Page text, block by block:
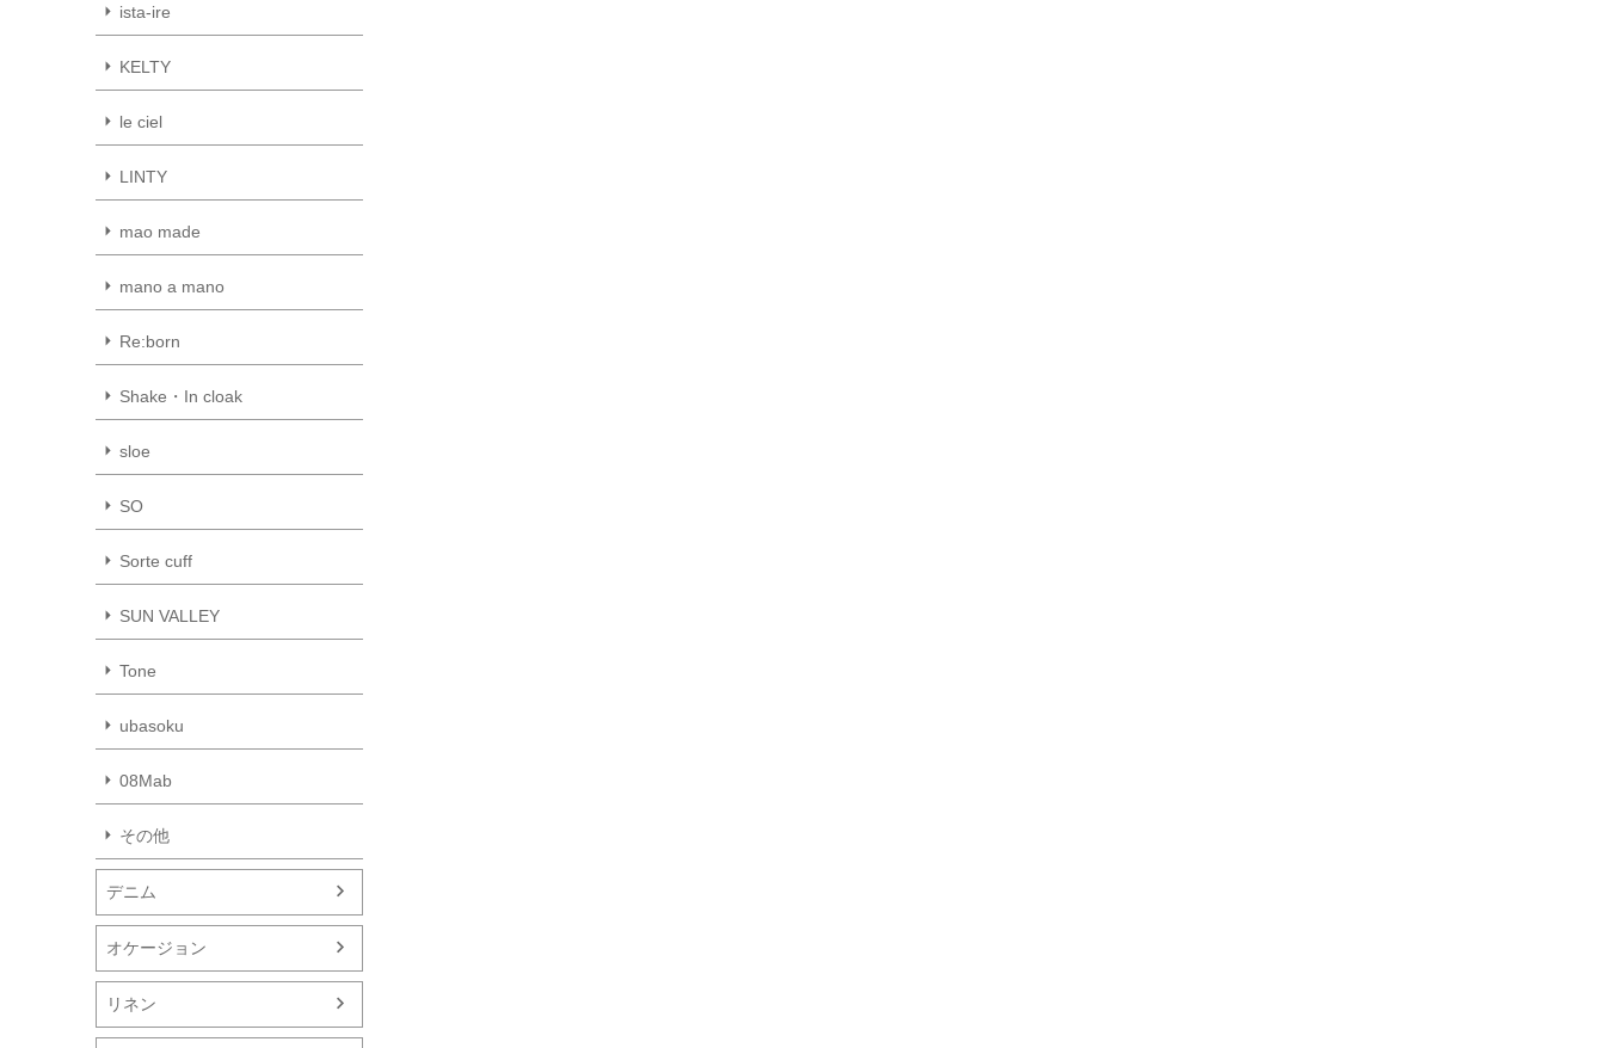
ista-ire
KELTY
le ciel
LINTY
mao made
mano a mano
Re:born
Shake・In cloak
sloe
SO
Sorte cuff
SUN VALLEY
Tone
ubasoku
08Mab
その他
デニム
オケージョン
リネン